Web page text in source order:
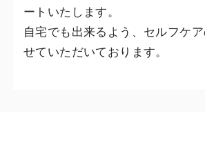
ートいたします。
自宅でも出来るよう、セルフケ
せていただいております。